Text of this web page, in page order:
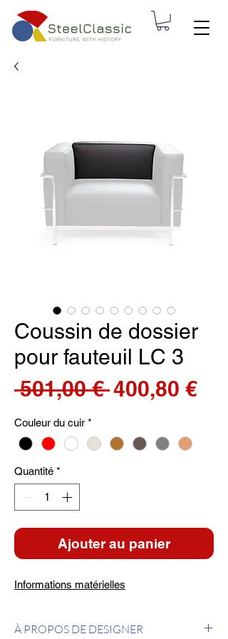
Coussin de dossier
pour fauteuil LC 3
501,00 € Prix
400,80 €Prix
Couleur du cuir *
Quantité *
Ajouter au panier
Informations matérielles
À PROPOS DE DESIGNER